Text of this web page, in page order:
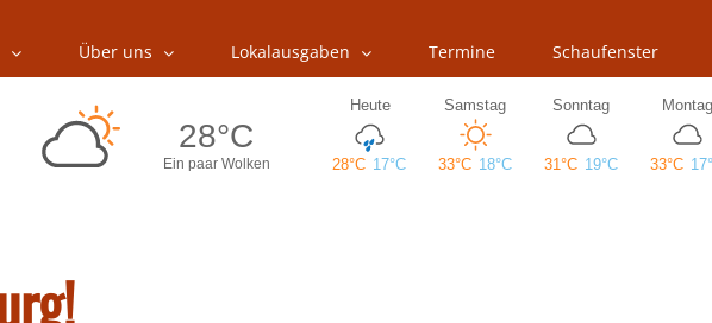
Über uns Lokalausgaben Termine Schaufenster